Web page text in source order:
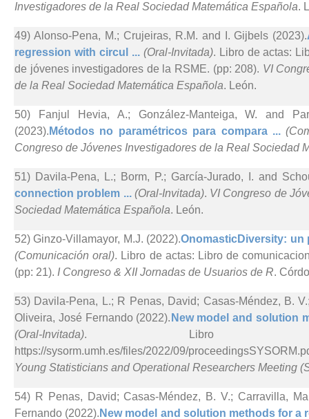
Investigadores de la Real Sociedad Matemática Española.
49) Alonso-Pena, M.; Crujeiras, R.M. and I. Gijbels (2023).
regression with circul ... (Oral-Invitada). Libro de actas:
de jóvenes investigadores de la RSME. (pp: 208). VI
de la Real Sociedad Matemática Española. León.
50) Fanjul Hevia, A.; González-Manteiga, W. and
(2023). Métodos no paramétricos para compara ...
Congreso de Jóvenes Investigadores de la Real Sociedad
51) Davila-Pena, L.; Borm, P.; García-Jurado, I. and
connection problem ... (Oral-Invitada). VI Congreso de
Sociedad Matemática Española. León.
52) Ginzo-Villamayor, M.J. (2022).OnomasticDiversity: un
(Comunicación oral). Libro de actas: Libro de
(pp: 21). I Congreso & XII Jornadas de Usuarios de R.
53) Davila-Pena, L.; R Penas, David; Casas-Méndez, B.
Oliveira, José Fernando (2022). New model and solution
(Oral-Invitada). Libro
https://sysorm.umh.es/files/2022/09/
Young Statisticians and Operational Researchers Meeting
54) R Penas, David; Casas-Méndez, B. V.; Carravilla,
Fernando (2022). New model and solution methods for a